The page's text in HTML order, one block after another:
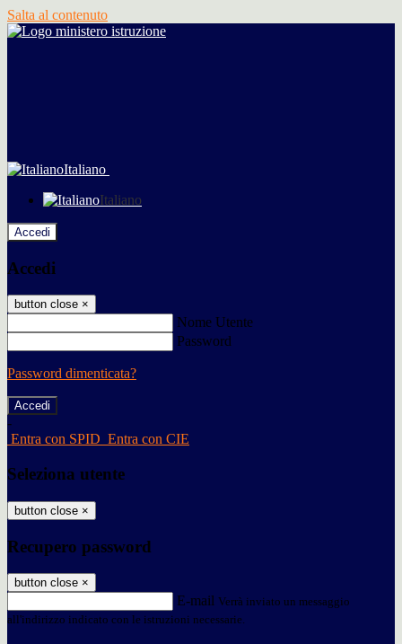
Salta al contenuto
Italiano
Italiano
Accedi
Accedi
button close ×
Nome Utente
Password
Password dimenticata?
-
Entra con SPID Entra con CIE
Seleziona utente
button close ×
Recupero password
button close ×
E-mail Verrà inviato un messaggio
all'indirizzo indicato con le istruzioni necessarie.